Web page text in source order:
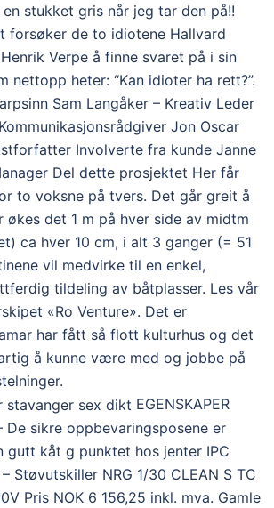
en stukket gris når jeg tar den på!!
forsøker de to idiotene Hallvard
Verpe å finne svaret på i sin
nettopp heter: “Kan idioter ha rett?”.
Sam Langåker – Kreativ Leder
Jon Oscar
Involverte fra kunde Janne
Del dette prosjektet Her får
to voksne på tvers. Det går greit å
økes det 1 m på hver side av midtm
ca hver 10 cm, i alt 3 ganger (= 51
vil medvirke til en enkel,
tildeling av båtplasser. Les vår
«Ro Venture». Det er
har fått så flott kulturhus og det
å kunne være med og jobbe på
EGENSKAPER
De sikre oppbevaringsposene er
gutt kåt g punktet hos jenter IPC
Støvutskiller NRG 1/30 CLEAN S TC
Pris NOK 6 156,25 inkl. mva. Gamle